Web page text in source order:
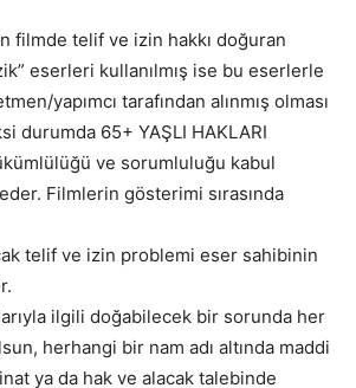
filmde telif ve izin hakkı doğuran
eserleri kullanılmış ise bu eserlerle
yapımcı tarafından alınmış olması
durumda 65+ YAŞLI HAKLARI
ve sorumluluğu kabul
Filmlerin gösterimi sırasında
telif ve izin problemi eser sahibinin
ilgili doğabilecek bir sorunda her
herhangi bir nam adı altında maddi
ya da hak ve alacak talebinde